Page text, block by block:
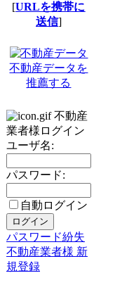
[URLを携帯に
送信]
不動産データを
推薦する
不動産
業者様ログイン
ユーザ名:
パスワード:
自動ログイン
パスワード紛失
不動産業者様 新
規登録